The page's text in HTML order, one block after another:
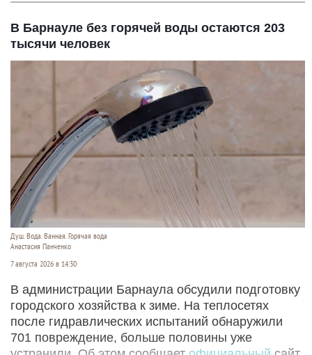
В Барнауле без горячей воды остаются 203
тысячи человек
Душ. Вода. Ванная. Горячая вода
Анастасия Панченко
7 августа 2026 в 14:30
В администрации Барнаула обсудили подготовку
городского хозяйства к зиме. На теплосетях
после гидравлических испытаний обнаружили
701 повреждение, больше половины уже